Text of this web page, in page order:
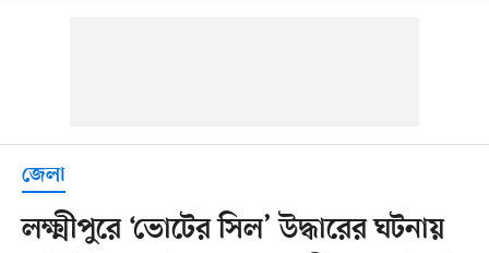
জেলা
লক্ষ্মীপুরে ‘ভোটের সিল’ উদ্ধারের ঘটনায়